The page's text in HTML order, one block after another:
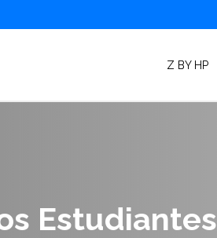
Z BY HP
Estudiantes